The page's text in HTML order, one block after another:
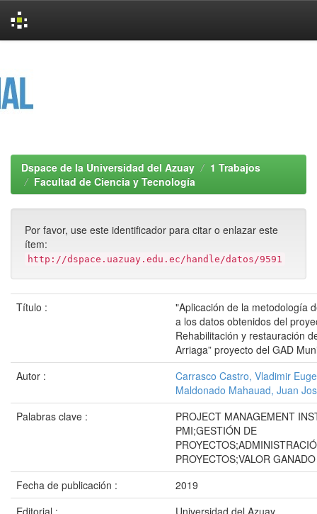
Dspace de la Universidad del Azuay
1 Trabajos
Facultad de Ciencia y Tecnología
Por favor, use este identificador para citar o enlazar este
ítem:
http://dspace.uazuay.edu.ec/handle/datos/9591
Título :
"Aplicación de la metodología
a los datos obtenidos del
Rehabilitación y restauración
Arriaga” proyecto del GAD
Autor :
Carrasco Castro, Vladimir
Maldonado Mahauad, Juan
Palabras clave :
PROJECT MANAGEMENT
PMI;GESTIÓN DE
PROYECTOS;VALOR GANADO
Fecha de publicación :
2019
Editorial :
Universidad del Azuay